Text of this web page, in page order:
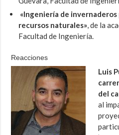
«Ingeniería de
recursos naturales», de la
Facultad de Ingeniería.
Reacciones
Luis
del
al